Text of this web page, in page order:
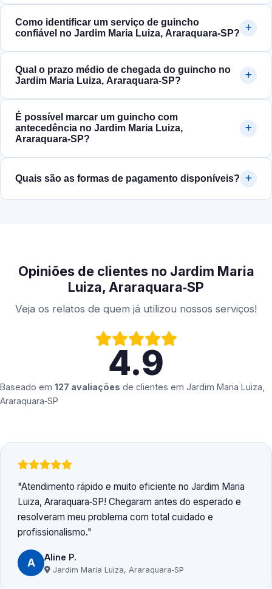
Como identificar um serviço de guincho
confiável no Jardim Maria Luiza, Araraquara‑SP?
Qual o prazo médio de chegada do guincho no
Jardim Maria Luiza, Araraquara‑SP?
É possível marcar um guincho com
antecedência no Jardim Maria Luiza,
Araraquara‑SP?
Quais são as formas de pagamento disponíveis?
Opiniões de clientes no Jardim Maria
Luiza, Araraquara‑SP
Veja os relatos de quem já utilizou nossos serviços!
4.9
Baseado em 127 avaliações de clientes em Jardim Maria Luiza,
Araraquara‑SP
Atendimento rápido e muito eficiente no Jardim Maria
Luiza, Araraquara‑SP! Chegaram antes do esperado e
resolveram meu problema com total cuidado e
profissionalismo.
A Aline P.
Jardim Maria Luiza, Araraquara‑SP